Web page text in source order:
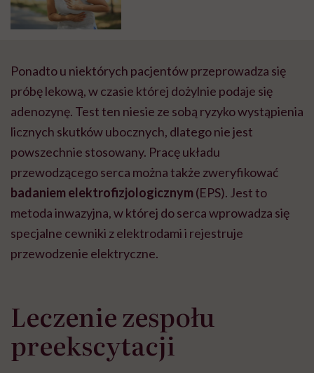
Ponadto u niektórych pacjentów przeprowadza się
próbę lekową, w czasie której dożylnie podaje się
adenozynę. Test ten niesie ze sobą ryzyko wystąpienia
licznych skutków ubocznych, dlatego nie jest
powszechnie stosowany. Pracę układu
przewodzącego serca można także zweryfikować
badaniem elektrofizjologicznym (EPS). Jest to
metoda inwazyjna, w której do serca wprowadza się
specjalne cewniki z elektrodami i rejestruje
przewodzenie elektryczne.
Leczenie zespołu
preekscytacji